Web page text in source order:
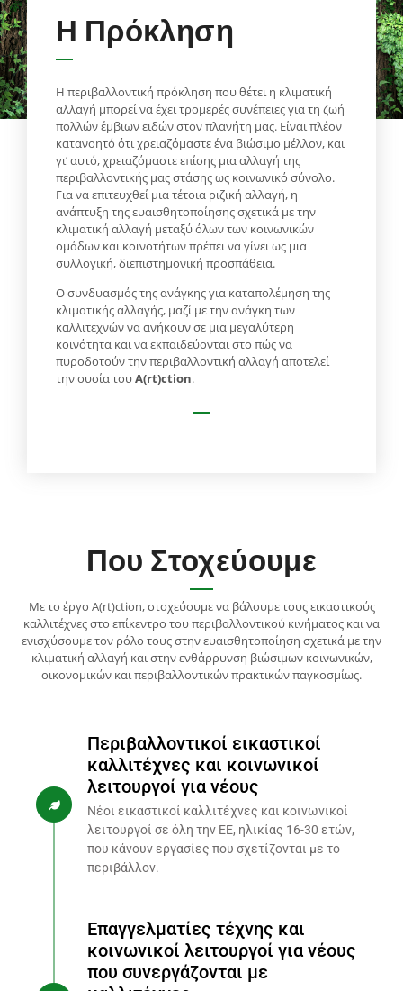
Η Πρόκληση
Η περιβαλλοντική πρόκληση που θέτει η κλιματική
αλλαγή μπορεί να έχει τρομερές συνέπειες για τη ζωή
πολλών έμβιων ειδών στον πλανήτη μας. Είναι πλέον
κατανοητό ότι χρειαζόμαστε ένα βιώσιμο μέλλον, και
γι’ αυτό, χρειαζόμαστε επίσης μια αλλαγή της
περιβαλλοντικής μας στάσης ως κοινωνικό σύνολο.
Για να επιτευχθεί μια τέτοια ριζική αλλαγή, η
ανάπτυξη της ευαισθητοποίησης σχετικά με την
κλιματική αλλαγή μεταξύ όλων των κοινωνικών
ομάδων και κοινοτήτων πρέπει να γίνει ως μια
συλλογική, διεπιστημονική προσπάθεια.
Ο συνδυασμός της ανάγκης για καταπολέμηση της
κλιματικής αλλαγής, μαζί με την ανάγκη των
καλλιτεχνών να ανήκουν σε μια μεγαλύτερη
κοινότητα και να εκπαιδεύονται στο πώς να
πυροδοτούν την περιβαλλοντική αλλαγή αποτελεί
την ουσία τουA(rt)ction.
Που Στοχεύουμε
Με το έργο A(rt)ction, στοχεύουμε να βάλουμε τους εικαστικούς
καλλιτέχνες στο επίκεντρο του περιβαλλοντικού κινήματος και να
ενισχύσουμε τον ρόλο τους στην ευαισθητοποίηση σχετικά με την
κλιματική αλλαγή και στην ενθάρρυνση βιώσιμων κοινωνικών,
οικονομικών και περιβαλλοντικών πρακτικών παγκοσμίως.
Περιβαλλοντικοί εικαστικοί
καλλιτέχνες και κοινωνικοί
λειτουργοί για νέους
Νέοι εικαστικοί καλλιτέχνες και κοινωνικοί
λειτουργοί σε όλη την ΕΕ, ηλικίας 16-30 ετών,
που κάνουν εργασίες που σχετίζονται με το
περιβάλλον.
Επαγγελματίες τέχνης και
κοινωνικοί λειτουργοί για νέους
που συνεργάζονται με